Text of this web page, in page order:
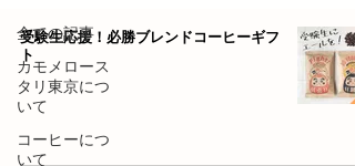
全ての記事
カモメロース
タリ東京につ
いて
コーヒーにつ
いて
受験生応援！必勝ブレンドコーヒーギフ
ト